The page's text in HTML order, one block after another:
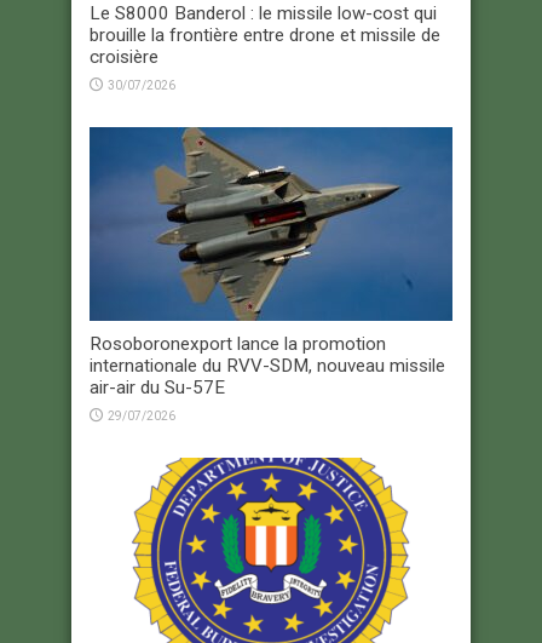
Le S8000 Banderol : le missile low-cost qui
brouille la frontière entre drone et missile de
croisière
30/07/2026
Rosoboronexport lance la promotion
internationale du RVV-SDM, nouveau missile
air-air du Su-57E
29/07/2026